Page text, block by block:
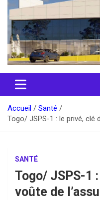
Accueil
Santé
Togo/ JSPS-1 : le privé, clé
SANTÉ
Togo/ JSPS-1
voûte de